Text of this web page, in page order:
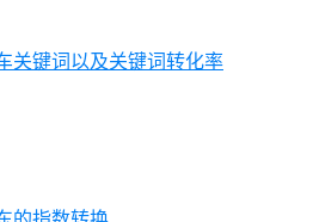
关键词以及关键词转化率